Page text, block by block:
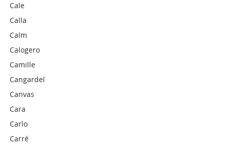
Cale
Calla
Calm
Calogero
Camille
Cangardel
Canvas
Cara
Carlo
Carré